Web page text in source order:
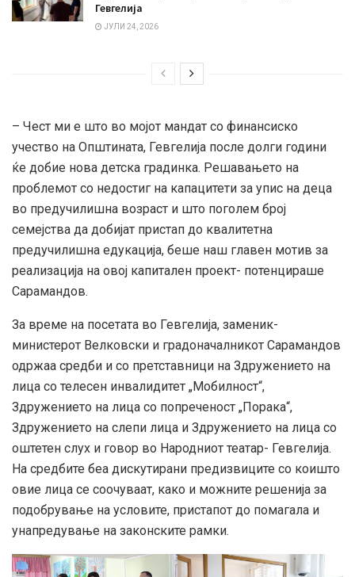
Гевгелија
ЈУЛИ 24, 2026
– Чест ми е што во мојот мандат со финансиско
учество на Општината, Гевгелија после долги години
ќе добие нова детска градинка. Решавањето на
проблемот со недостиг на капацитети за упис на деца
во предучилишна возраст и што поголем број
семејства да добијат пристап до квалитетна
предучилишна едукација, беше наш главен мотив за
реализација на овој капитален проект- потенцираше
Сарамандов.
За време на посетата во Гевгелија, заменик-
министерот Велковски и градоначалникот Сарамандов
одржаа средби и со претставници на Здружението на
лица со телесен инвалидитет „Мобилност“,
Здружението на лица со попреченост „Порака“,
Здружението на слепи лица и Здружението на лица со
оштетен слух и говор во Народниот театар- Гевгелија.
На средбите беа дискутирани предизвиците со коишто
овие лица се соочуваат, како и можните решенија за
подобрување на условите, пристапот до помагала и
унапредување на законските рамки.